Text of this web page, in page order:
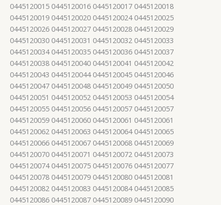
0445120015 0445120016 0445120017 0445120018
0445120019 0445120020 0445120024 0445120025
0445120026 0445120027 0445120028 0445120029
0445120030 0445120031 0445120032 0445120033
0445120034 0445120035 0445120036 0445120037
0445120038 0445120040 0445120041 0445120042
0445120043 0445120044 0445120045 0445120046
0445120047 0445120048 0445120049 0445120050
0445120051 0445120052 0445120053 0445120054
0445120055 0445120056 0445120057 0445120057
0445120059 0445120060 0445120061 0445120061
0445120062 0445120063 0445120064 0445120065
0445120066 0445120067 0445120068 0445120069
0445120070 0445120071 0445120072 0445120073
0445120074 0445120075 0445120076 0445120077
0445120078 0445120079 0445120080 0445120081
0445120082 0445120083 0445120084 0445120085
0445120086 0445120087 0445120089 0445120090